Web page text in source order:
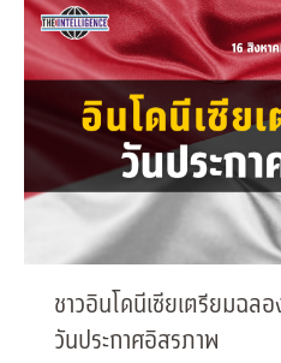
ชาวอินโดนีเซียเตรียมฉล
วันประกาศอิสรภาพ